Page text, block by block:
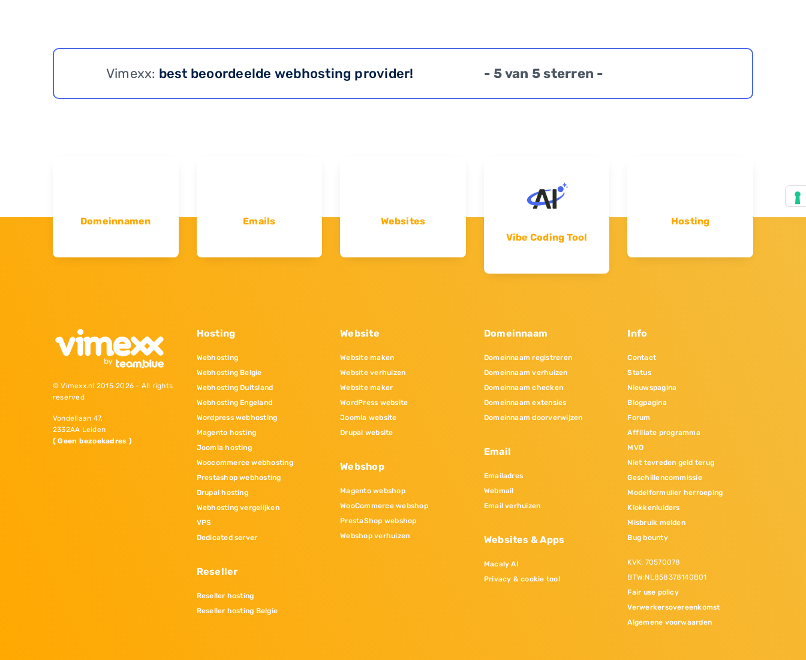
Vimexx: best beoordeelde webhosting provider! - 5 van 5 sterren -
Domeinnamen Emails
Websites
Vibe Coding Tool
Hosting
© Vimexx.nl 2015‐2026 - All rights
reserved
Vondellaan 47,
2332AA Leiden
( Geen bezoekadres )
Hosting
Webhosting
Webhosting Belgie
Webhosting Duitsland
Webhosting Engeland
Wordpress webhosting
Magento hosting
Joomla hosting
Woocommerce webhosting
Prestashop webhosting
Drupal hosting
Webhosting vergelijken
VPS
Dedicated server
Reseller
Reseller hosting
Reseller hosting Belgie
Website
Website maken
Website verhuizen
Website maker
WordPress website
Joomla website
Drupal website
Webshop
Magento webshop
WooCommerce webshop
PrestaShop webshop
Webshop verhuizen
Domeinnaam
Domeinnaam registreren
Domeinnaam verhuizen
Domeinnaam checken
Domeinnaam extensies
Domeinnaam doorverwijzen
Email
Emailadres
Webmail
Email verhuizen
Websites & Apps
Macaly AI
Privacy & cookie tool
Info
Contact
Status
Nieuwspagina
Blogpagina
Forum
Affiliate programma
MVO
Niet tevreden geld terug
Geschillencommissie
Modelformulier herroeping
Klokkenluiders
Misbruik melden
Bug bounty
KVK: 70570078
BTW:NL858378140B01
Fair use policy
Verwerkersovereenkomst
Algemene voorwaarden